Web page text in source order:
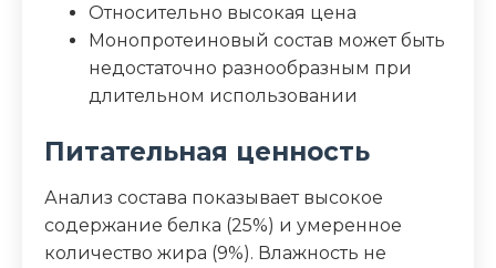
Относительно высокая цена
Монопротеиновый состав может быть
недостаточно разнообразным при
длительном использовании
Питательная ценность
Анализ состава показывает высокое
содержание белка (25%) и умеренное
количество жира (9%). Влажность не